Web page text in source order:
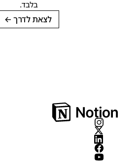
בלבד.
לצאת לדרך→